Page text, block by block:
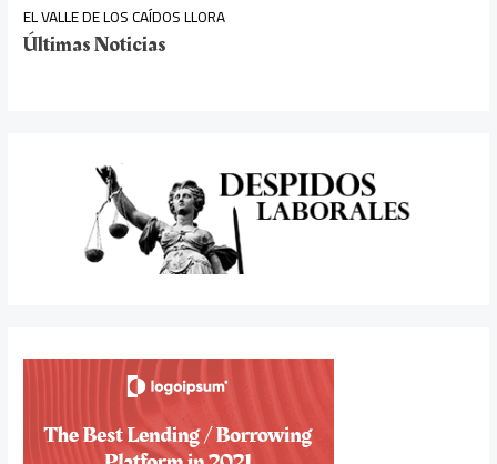
EL VALLE DE LOS CAÍDOS LLORA
Últimas Noticias